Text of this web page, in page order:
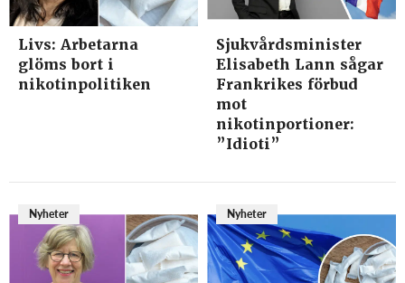
Livs: Arbetarna
glöms bort i
nikotinpolitiken
Sjukvårdsminister
Elisabeth Lann sågar
Frankrikes förbud
mot
nikotinportioner:
”Idioti”
Nyheter Nyheter